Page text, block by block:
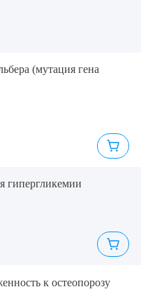
(мутация гена
гипергликемии
к остеопорозу